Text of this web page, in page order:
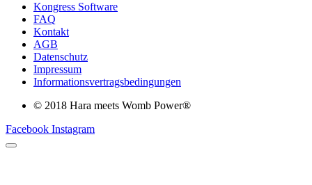
Kongress Software
FAQ
Kontakt
AGB
Datenschutz
Impressum
Informationsvertragsbedingungen
© 2018 Hara meets Womb Power®
Facebook Instagram